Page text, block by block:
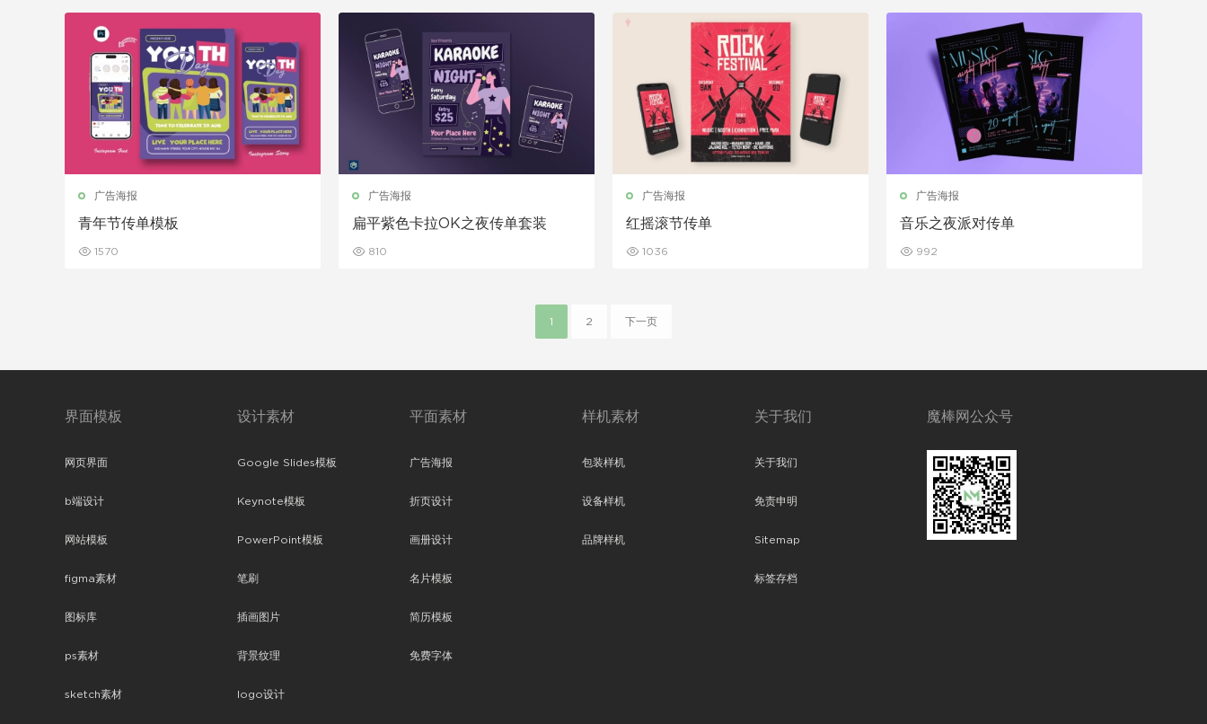
广告海报
青年节传单模板
1570
广告海报
扁平紫色卡拉OK之夜传单套装
810
广告海报
红摇滚节传单
1036
广告海报
音乐之夜派对传单
992
1 2 下一页
界面模板
网页界面
b端设计
网站模板
figma素材
图标库
ps素材
sketch素材
设计素材
Google Slides模板
Keynote模板
PowerPoint模板
笔刷
插画图片
背景纹理
logo设计
平面素材
广告海报
折页设计
画册设计
名片模板
简历模板
免费字体
样机素材
包装样机
设备样机
品牌样机
关于我们
关于我们
免责申明
Sitemap
标签存档
魔棒网公众号